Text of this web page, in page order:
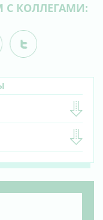
С КОЛЛЕГАМИ: